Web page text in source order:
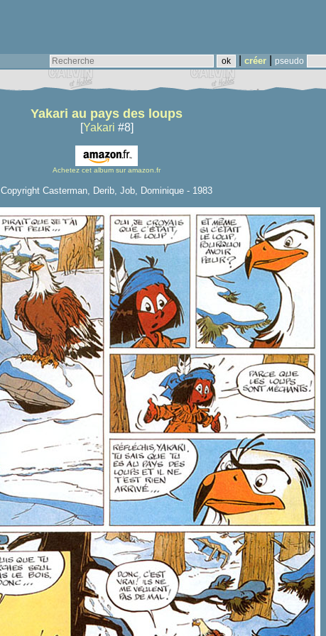
créer pseudo
Yakari au pays des loups
[Yakari #8]
Achetez cet album sur amazon.fr
Copyright Casterman, Derib, Job, Dominique - 1983